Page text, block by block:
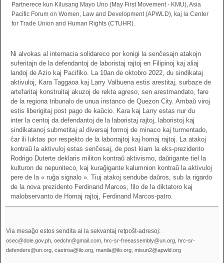
Partnerece kun Kilusang Mayo Uno (May First Movement - KMU), Asia
Pacific Forum on Women, Law and Development (APWLD), kaj la Center
for Trade Union and Human Rights (CTUHR).
Ni alvokas al internacia solidareco por konigi la senĉesajn atakojn
suferitajn de la defendantoj de laboristaj rajtoj en Filipinoj kaj aliaj
landoj de Azio kaj Pacifiko. La 10an de oktobro 2022, du sindikataj
aktivuloj, Kara Taggaoa kaj Larry Valbuena estis arestitaj, surbaze de
artefaritaj konstruitaj akuzoj de rekta agreso, sen arestmandato, fare
de la regiona tribunalo de unua instanco de Quezon City. Ambaŭ viroj
estis liberigitaj post pago de kaŭcio. Kara kaj Larry estas nur du
inter la centoj da defendantoj de la laboristaj rajtoj, laboristoj kaj
sindikatanoj submetitaj al diversaj formoj de minaco kaj turmentado,
ĉar ili luktas por respekto de la laborrajtoj kaj homaj rajtoj. La atakoj
kontraŭ la aktivuloj estas senĉesaj, de post kiam la eks-prezidento
Rodrigo Duterte deklaris militon kontraŭ aktivismo, daŭrigante tiel la
kulturon de nepuniteco, kaj kuraĝigante kalumnion kontraŭ la aktivuloj
pere de la « ruĝa signalo ». Tiuj atakoj sendube daŭros, sub la rigardo
de la nova prezidento Ferdinand Marcos, filo de la diktatoro kaj
malobservanto de Homaj rajtoj, Ferdinand Marcos-patro.
Via mesaĝo estos sendita al la sekvantaj retpoŝt-adresoj:
osec@dole.gov.ph, oedchr@gmail.com, hrc-sr-freeassembly@un.org, hrc-sr-
defenders@un.org, castroa@ilo.org, manila@ilo.org, misun2@apwld.org